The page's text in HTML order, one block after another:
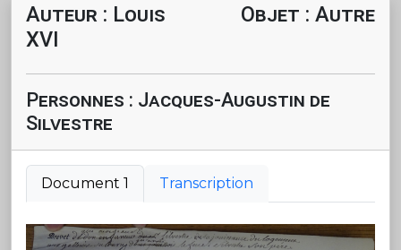
Auteur : Louis
XVI
Objet : Autre
Personnes : Jacques-Augustin de
Silvestre
Document 1 Transcription